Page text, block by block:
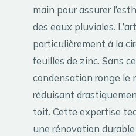
main pour assurer
des eaux pluviales.
particulièrement à la
feuilles de zinc. Sans
condensation ronge le
réduisant
toit. Cette expertise
une rénovation durable